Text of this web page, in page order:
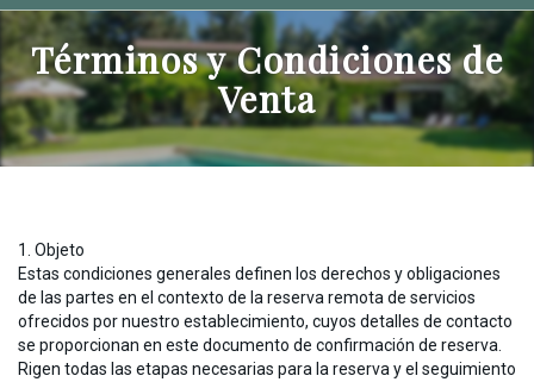
Términos y Condiciones de
Venta
1. Objeto
Estas condiciones generales definen los derechos y obligaciones
de las partes en el contexto de la reserva remota de servicios
ofrecidos por nuestro establecimiento, cuyos detalles de contacto
se proporcionan en este documento de confirmación de reserva.
Rigen todas las etapas necesarias para la reserva y el seguimiento